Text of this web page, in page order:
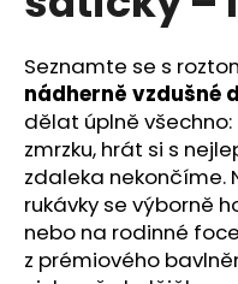
z
hvězdiček.
Seznamte se s
nádherně vzdušné
dělat úplně
zmrzku, hrát si s
zdaleka nekončíme.
rukávky se výborně
nebo na rodinné
z prémiového
j
e
m
e